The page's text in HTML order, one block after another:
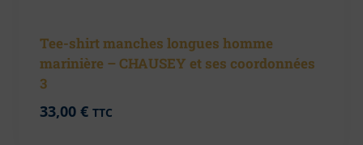
Tee-shirt manches longues homme
marinière – CHAUSEY et ses coordonnées
3
33,00 € TTC